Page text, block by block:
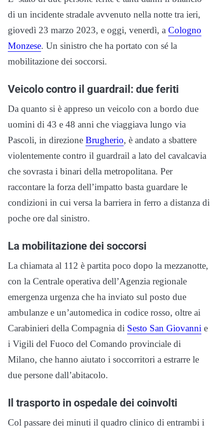
di un incidente stradale avvenuto nella notte tra ieri,
giovedì 23 marzo 2023, e oggi, venerdì, a Cologno
Monzese. Un sinistro che ha portato con sé la
mobilitazione dei soccorsi.
Veicolo contro il guardrail: due feriti
Da quanto si è appreso un veicolo con a bordo due
uomini di 43 e 48 anni che viaggiava lungo via
Pascoli, in direzione Brugherio, è andato a sbattere
violentemente contro il guardrail a lato del cavalcavia
che sovrasta i binari della metropolitana. Per
raccontare la forza dell’impatto basta guardare le
condizioni in cui versa la barriera in ferro a distanza di
poche ore dal sinistro.
La mobilitazione dei soccorsi
La chiamata al 112 è partita poco dopo la mezzanotte,
con la Centrale operativa dell’Agenzia regionale
emergenza urgenza che ha inviato sul posto due
ambulanze e un’automedica in codice rosso, oltre ai
Carabinieri della Compagnia di Sesto San Giovanni e
i Vigili del Fuoco del Comando provinciale di
Milano, che hanno aiutato i soccorritori a estrarre le
due persone dall’abitacolo.
Il trasporto in ospedale dei coinvolti
Col passare dei minuti il quadro clinico di entrambi i